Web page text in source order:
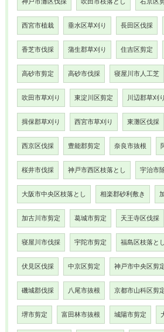
西宮市植栽 垂水区草刈り 長田区伐採
香芝市伐採 蒲生郡草刈り 住吉区剪定
高砂市剪定 高砂市伐採 寝屋川市人工芝
吹田市草刈り 東淀川区剪定 川辺郡草刈り
揖保郡草刈り 西宮市草刈り 東灘区伐採
西京区伐採 豊能郡剪定 奈良市抜根
桜井市伐採 神戸市西区枝落とし 宇治市
大阪市中央区枝落とし 相楽郡砂利敷き
加古川市剪定 葛城市剪定 天王寺区伐採
寝屋川市伐採 宇陀市剪定 福島区枝落とし
伏見区伐採 中京区剪定 神戸市中央区剪
磯城郡伐採 八尾市抜根 京都市山科区剪
堺市剪定 富田林市抜根 城陽市剪定